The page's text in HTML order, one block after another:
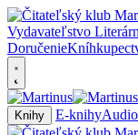
Doručenie
Knihy E-knihy